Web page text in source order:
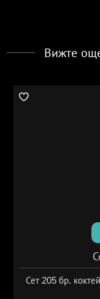
Вижте
Сет 205 бр.